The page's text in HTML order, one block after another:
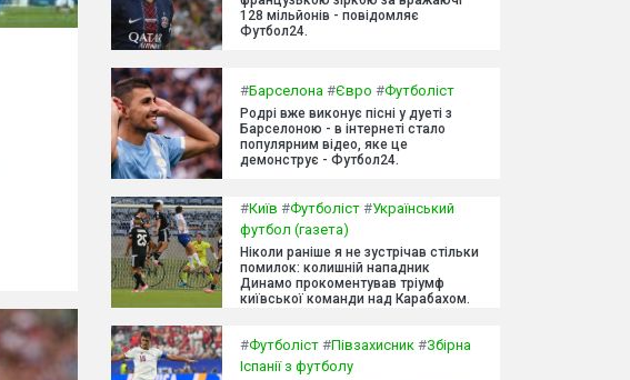
128 мільйонів - повідомляє
Футбол24.
#Барселона #Євро #Футболіст
Родрі вже виконує пісні у дуеті з
Барселоною - в інтернеті стало
популярним відео, яке це
демонструє - Футбол24.
#Київ #Футболіст #Український
футбол (газета)
Ніколи раніше я не зустрічав стільки
помилок: колишній нападник
Динамо прокоментував тріумф
київської команди над Карабахом.
#Футболіст #Півзахисник #Збірна
Іспанії з футболу